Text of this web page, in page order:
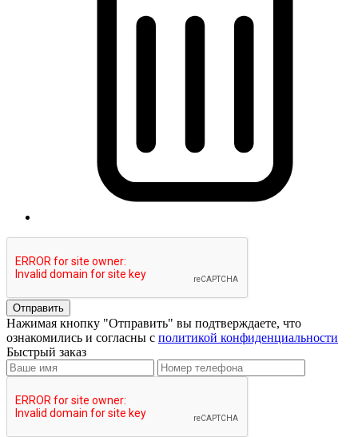
Отправить
Нажимая кнопку "Отправить" вы подтверждаете, что
ознакомились и согласны с политикой конфиденциальности
Быстрый заказ